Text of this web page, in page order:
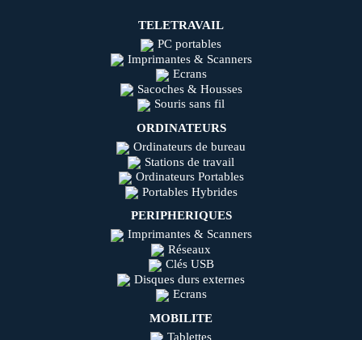
TELETRAVAIL
PC portables
Imprimantes & Scanners
Ecrans
Sacoches & Housses
Souris sans fil
ORDINATEURS
Ordinateurs de bureau
Stations de travail
Ordinateurs Portables
Portables Hybrides
PERIPHERIQUES
Imprimantes & Scanners
Réseaux
Clés USB
Disques durs externes
Ecrans
MOBILITE
Tablettes